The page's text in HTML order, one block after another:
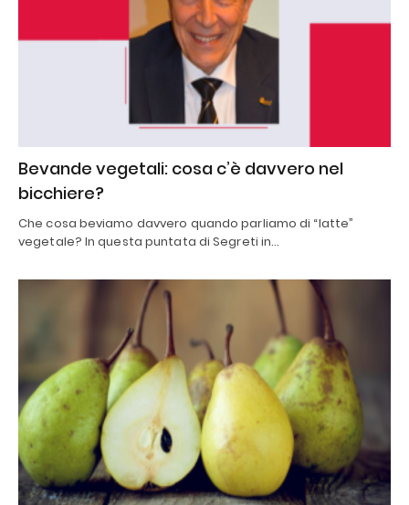
Bevande vegetali: cosa c’è davvero nel
bicchiere?
Che cosa beviamo davvero quando parliamo di “latte”
vegetale? In questa puntata di Segreti in…